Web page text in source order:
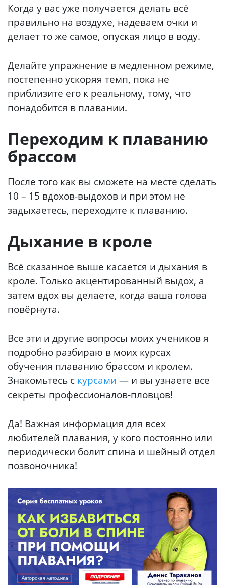
Когда у вас уже получается делать всё
правильно на воздухе, надеваем очки и
делает то же самое, опуская лицо в воду.
Делайте упражнение в медленном режиме,
постепенно ускоряя темп, пока не
приблизите его к реальному, тому, что
понадобится в плавании.
Переходим к плаванию
брассом
После того как вы сможете на месте сделать
10 – 15 вдохов-выдохов и при этом не
задыхаетесь, переходите к плаванию.
Дыхание в кроле
Всё сказанное выше касается и дыхания в
кроле. Только акцентированный выдох, а
затем вдох вы делаете, когда ваша голова
повёрнута.
Все эти и другие вопросы моих учеников я
подробно разбираю в моих курсах
обучения плаванию брассом и кролем.
Знакомьтесь с курсами — и вы узнаете все
секреты профессионалов-пловцов!
Да! Важная информация для всех
любителей плавания, у кого постоянно или
периодически болит спина и шейный отдел
позвоночника!